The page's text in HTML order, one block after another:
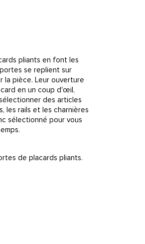
pliants en font les
se replient sur
la pièce. Leur ouverture
en un coup d'œil,
des articles
les rails et les charnières
sélectionné pour vous
de placards pliants.